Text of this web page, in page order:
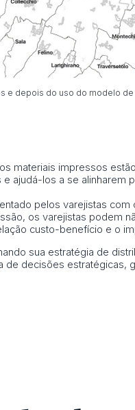
e depois do uso do modelo de
materiais impressos
ajudá-los a se alinharem
pelos varejistas
os varejistas podem
custo-benefício e o
sua estratégia de
de decisões estratégicas,